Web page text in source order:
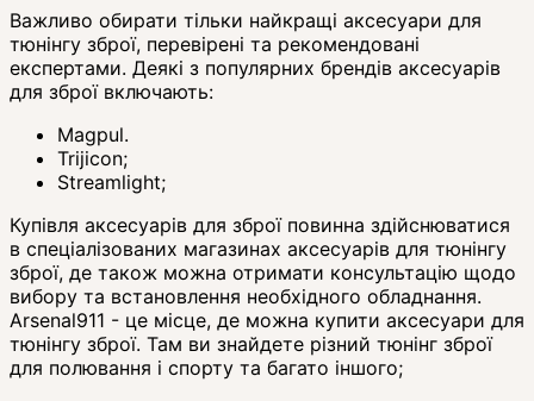
Важливо обирати тільки найкращі аксесуари для
тюнінгу зброї, перевірені та рекомендовані
експертами. Деякі з популярних брендів аксесуарів
для зброї включають:
Magpul.
Trijicon;
Streamlight;
Купівля аксесуарів для зброї повинна здійснюватися
в спеціалізованих магазинах аксесуарів для тюнінгу
зброї, де також можна отримати консультацію щодо
вибору та встановлення необхідного обладнання.
Arsenal911 - це місце, де можна купити аксесуари для
тюнінгу зброї. Там ви знайдете різний тюнінг зброї
для полювання і спорту та багато іншого;